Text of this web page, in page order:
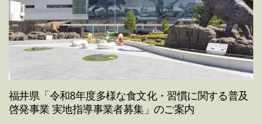
福井県「令和8年度多様な食文化・習慣に関する普及
啓発事業 実地指導事業者募集」のご案内